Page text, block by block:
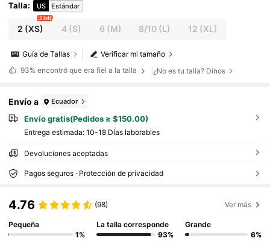
Talla: US Estándar
2 (XS)
3 left
4(S) 6 (M) 8/10 (L) 12 (XL)
Verificar mi tamaño
Guía de Tallas
93% encontró que era fiel a la talla ¿No es tu talla? Dinos
Envío a Ecuador
Envío gratis(Pedidos ≥ $150.00)
Entrega estimada: 10-18 Días laborables
Devoluciones aceptadas
Pagos seguros · Protección de privacidad
4.76 (98) Ver más
Pequeña
1%
La talla corresponde
93%
Grande
6%